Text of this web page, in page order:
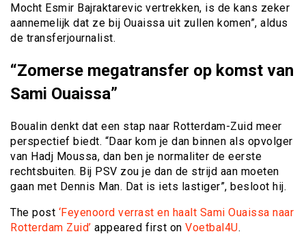
Mocht Esmir Bajraktarevic vertrekken, is de kans zeker
aannemelijk dat ze bij Ouaissa uit zullen komen”, aldus
de transferjournalist.
“Zomerse megatransfer op komst van
Sami Ouaissa”
Boualin denkt dat een stap naar Rotterdam-Zuid meer
perspectief biedt. “Daar kom je dan binnen als opvolger
van Hadj Moussa, dan ben je normaliter de eerste
rechtsbuiten. Bij PSV zou je dan de strijd aan moeten
gaan met Dennis Man. Dat is iets lastiger”, besloot hij.
The post ‘Feyenoord verrast en haalt Sami Ouaissa naar
Rotterdam Zuid’ appeared first on Voetbal4U.